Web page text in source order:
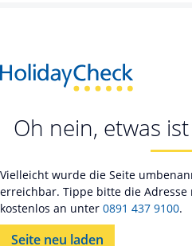
Oh nein, etwas
Vielleicht wurde die Seite
erreichbar. Tippe bitte die
kostenlos an unter 0891 437 9100.
Seite neu laden